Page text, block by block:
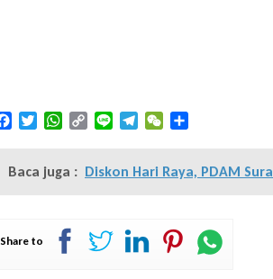
FacebookTwitterWhatsApp
Copy
Line TelegramWeChat
Baca juga : Diskon Hari Raya, PDAM
Share to